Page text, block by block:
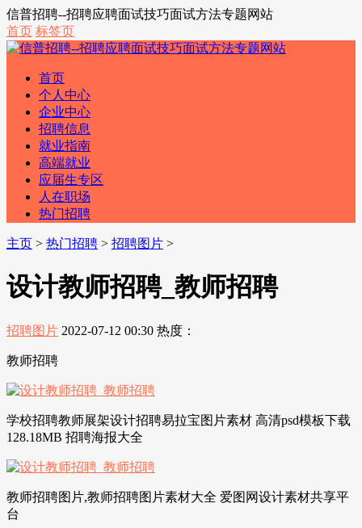
信普招聘--招聘应聘面试技巧面试方法专题网站
首页 标签页
首页
个人中心
企业中心
招聘信息
就业指南
高端就业
应届生专区
人在职场
热门招聘
主页 > 热门招聘 > 招聘图片 >
设计教师招聘_教师招聘
招聘图片 2022-07-12 00:30 热度：
教师招聘
学校招聘教师展架设计招聘易拉宝图片素材 高清psd模板下载
128.18MB 招聘海报大全
教师招聘图片,教师招聘图片素材大全 爱图网设计素材共享平
台